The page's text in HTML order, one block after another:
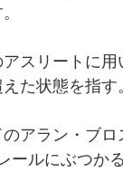
スリートに
た状態を指す
アラン・ブ
ールにぶつか